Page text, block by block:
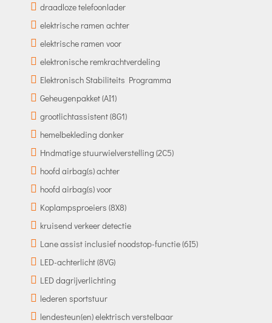
draadloze telefoonlader
elektrische ramen achter
elektrische ramen voor
elektronische remkrachtverdeling
Elektronisch Stabiliteits Programma
Geheugenpakket (AI1)
grootlichtassistent (8G1)
hemelbekleding donker
Hndmatige stuurwielverstelling (2C5)
hoofd airbag(s) achter
hoofd airbag(s) voor
Koplampsproeiers (8X8)
kruisend verkeer detectie
Lane assist inclusief noodstop-functie (6I5)
LED-achterlicht (8VG)
LED dagrijverlichting
lederen sportstuur
lendesteun(en) elektrisch verstelbaar